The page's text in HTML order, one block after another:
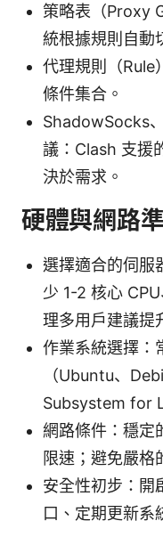
策略表（Proxy
統根據規則自動
代理規則（Rule
條件集合。
ShadowSocks
議：Clash 支援
決於需求。
硬體與網路
選擇適合的伺服
少 1-2 核心
理多用戶建議提
作業系統選擇：
（Ubuntu、
Subsystem for
網路條件：穩定
限速；避免嚴格
安全性初步：開
口、定期更新系